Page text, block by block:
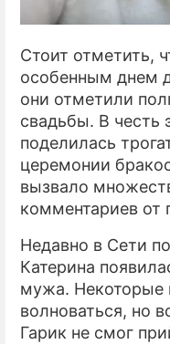
Стоит отметить,
особенным днем
они отметили
свадьбы. В честь
поделилась
церемонии
вызвало
комментариев от
Недавно в Сети
Катерина
мужа. Некоторые
волноваться, но
Гарик не смог